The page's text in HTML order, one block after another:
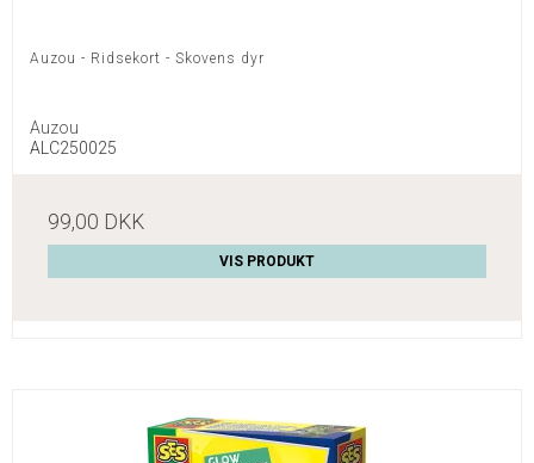
Auzou - Ridsekort - Skovens dyr
Auzou
ALC250025
99,00 DKK
VIS PRODUKT